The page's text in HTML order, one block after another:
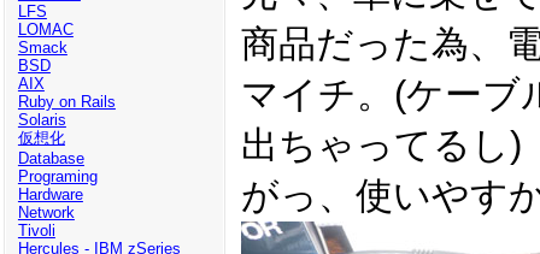
LFS
LOMAC
Smack
BSD
AIX
Ruby on Rails
Solaris
仮想化
Database
Programing
Hardware
Network
Tivoli
Hercules - IBM zSeries
商品だった為、
マイチ。(ケーブ
出ちゃってるし)
がっ、使いやす